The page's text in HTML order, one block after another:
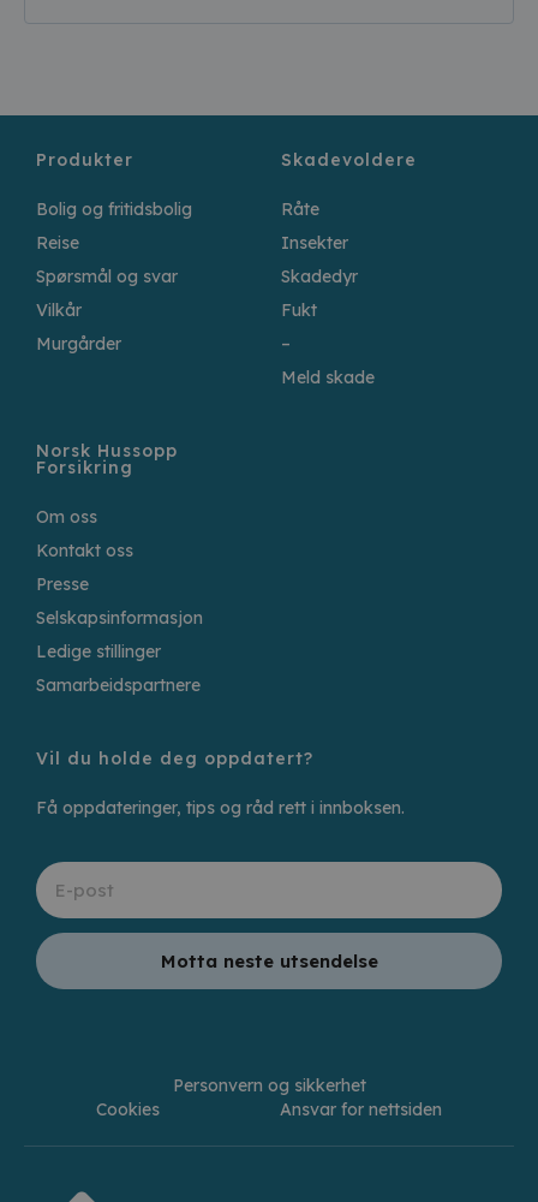
Produkter
Bolig og fritidsbolig
Reise
Spørsmål og svar
Vilkår
Murgårder
Skadevoldere
Råte
Insekter
Skadedyr
Fukt
–
Meld skade
Norsk Hussopp
Forsikring
Om oss
Kontakt oss
Presse
Selskapsinformasjon
Ledige stillinger
Samarbeidspartnere
Vil du holde deg oppdatert?
Få oppdateringer, tips og råd rett i innboksen.
Motta neste utsendelse
Personvern og sikkerhet
Cookies
Ansvar for nettsiden